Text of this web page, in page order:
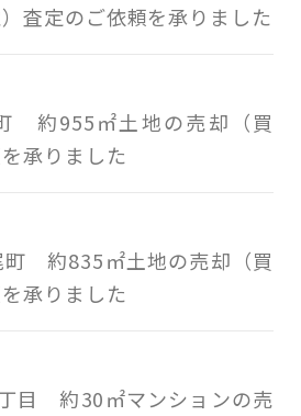
査定のご依頼を承りました
約955㎡土地の売却（買
承りました
町 約835㎡土地の売却（買
承りました
目 約30㎡マンションの売